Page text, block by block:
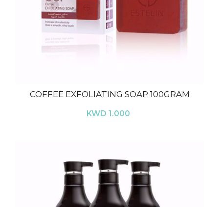
COFFEE EXFOLIATING SOAP 100GRAM
KWD 1.000